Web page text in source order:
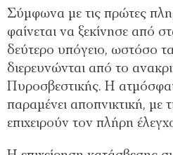
Σύμφωνα με τις πρώτες
φαίνεται να ξεκίνησε από
δεύτερο υπόγειο, ωστόσο
διερευνώνται από το
Πυροσβεστικής. Η
παραμένει αποπνικτική, με
επιχειρούν τον πλήρη